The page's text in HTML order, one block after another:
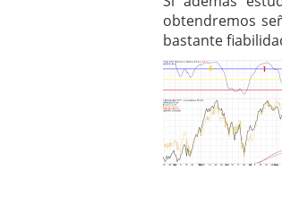
obtendremos
bastante